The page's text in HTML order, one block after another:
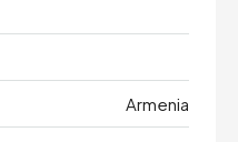
Armenia